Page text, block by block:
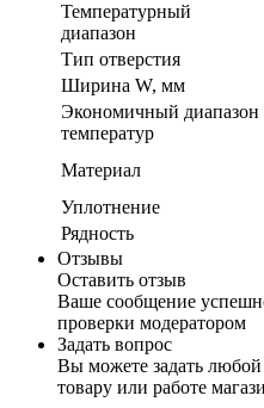
Температурный
диапазон
Тип отверстия
Ширина W, мм
Экономичный диапазон
температур
Материал
Уплотнение
Рядность
Отзывы
Оставить отзыв
Ваше сообщение
проверки модератором
Задать вопрос
Вы можете задать
товару или работе